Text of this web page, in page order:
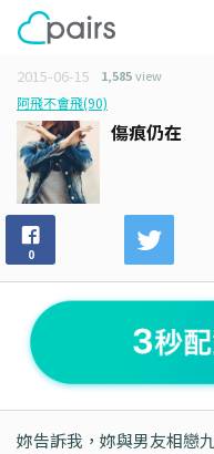
2015-06-15 1,585view
阿飛不會飛(90)
傷痕仍在
0
妳告訴我，妳與男友相戀